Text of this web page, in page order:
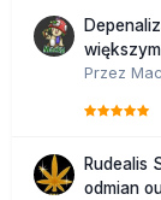
Przez
Rudealis
odmian